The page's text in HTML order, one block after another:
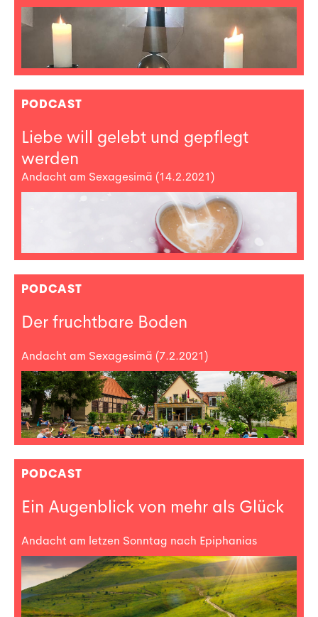
PODCAST
Liebe will gelebt und gepflegt
werden
Andacht am Sexagesimä (14.2.2021)
PODCAST
Der fruchtbare Boden
Andacht am Sexagesimä (7.2.2021)
PODCAST
Ein Augenblick von mehr als Glück
Andacht am letzen Sonntag nach Epiphanias